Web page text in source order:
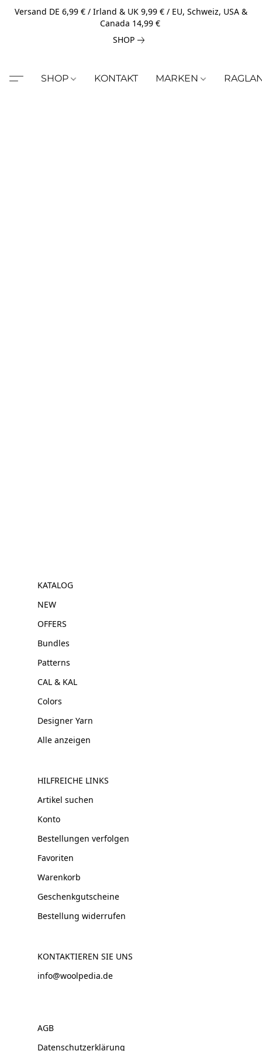
Versand DE 6,99 € / Irland & UK 9,99 € / EU, Schweiz, USA &
Canada 14,99 €
SHOP
SHOP KONTAKT MARKEN
KATALOG
NEW
OFFERS
Bundles
Patterns
CAL & KAL
Colors
Designer Yarn
Alle anzeigen
HILFREICHE LINKS
Artikel suchen
Konto
Bestellungen verfolgen
Favoriten
Warenkorb
Geschenkgutscheine
Bestellung widerrufen
KONTAKTIEREN SIE UNS
info@woolpedia.de
AGB
Datenschutzerklärung